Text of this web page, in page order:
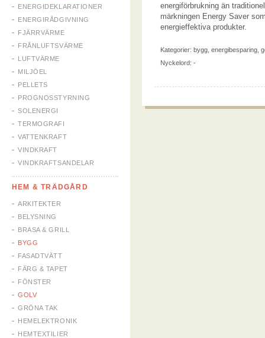
ENERGIDEKLARATIONER
ENERGIRÅDGIVNING
FJÄRRVÄRME
FRÅNLUFTSVÄRME
LUFTVÄRME
MILJÖEL
PELLETS
PROGNOSSTYRNING
SOLENERGI
TERMOGRAFI
VATTENKRAFT
VINDKRAFT
VINDKRAFTSANDELAR
HEM & TRÄDGÅRD
ARKITEKTER
BELYSNING
BRASA & GRILL
BYGG
FASADTVÄTT
FÄRG & TAPET
FÖNSTER
GOLV
GRÖNA TAK
HEMELEKTRONIK
HEMTEXTILIER
energiförbrukning än
märkningen Energy Saver
energieffektiva produkter.
Kategorier: bygg energibesparing
Nyckelord: -